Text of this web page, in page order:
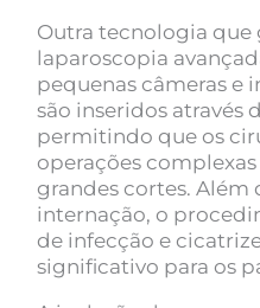
Outra tecnologia que
laparoscopia
pequenas câmeras e
são inseridos através
permitindo que os
operações
grandes cortes.
internação, o
de infecção e
significativo para os